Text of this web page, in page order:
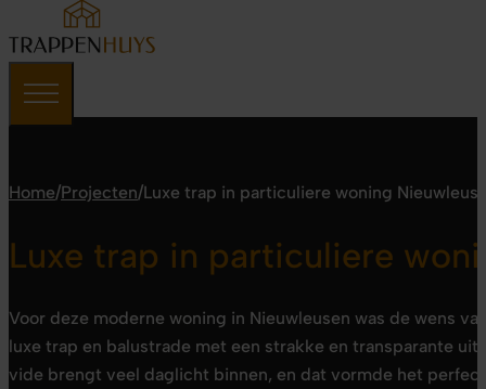
Home/Projecten/Luxe trap in particuliere woning
Luxe trap in particuliere
Voor deze moderne woning in Nieuwleusen was de wens
luxe trap en balustrade met een strakke en transparante
vide brengt veel daglicht binnen, en dat vormde het